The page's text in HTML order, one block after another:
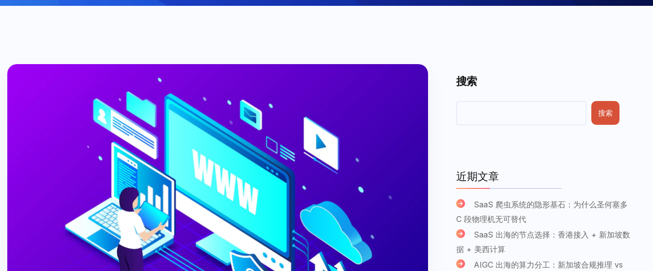
搜索
搜索
近期文章
SaaS 爬虫系统的隐形基石：为什么圣何塞多
C 段物理机无可替代
SaaS 出海的节点选择：香港接入 + 新加坡数
据 + 美西计算
AIGC 出海的算力分工：新加坡合规推理 vs